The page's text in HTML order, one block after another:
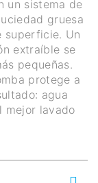
un sistema de
gruesa
superficie. Un
extraíble se
pequeñas.
protege a
agua
mejor lavado